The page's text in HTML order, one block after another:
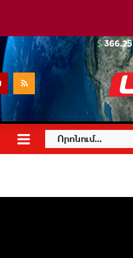
366.25